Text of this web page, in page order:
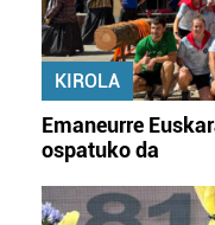
KIROLA
Emaneurre
ospatuko da